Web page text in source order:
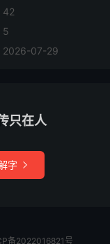
，又非区区之过
宜真稽首敬书。
我两忘，於大定光
圈上作圆象运过，
。又自坎起，点
中有自然明的的。
42
5
2026-07-29
只在人
字 
备2022016821号